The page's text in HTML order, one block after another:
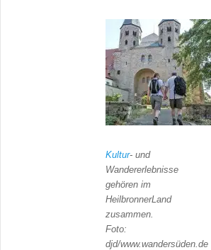
Kultur- und
Wandererlebnisse
gehören im
HeilbronnerLand
zusammen.
Foto:
djd/www.wandersüden.de